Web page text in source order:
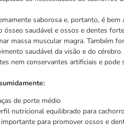
saborosa e, portanto, é
ósseo saudável e ossos e dentes
massa muscular magra. Também
saudável da visão e do
nem conservantes artificiais e
de porte médio
nutricional equilibrado para
importante para promover ossos e